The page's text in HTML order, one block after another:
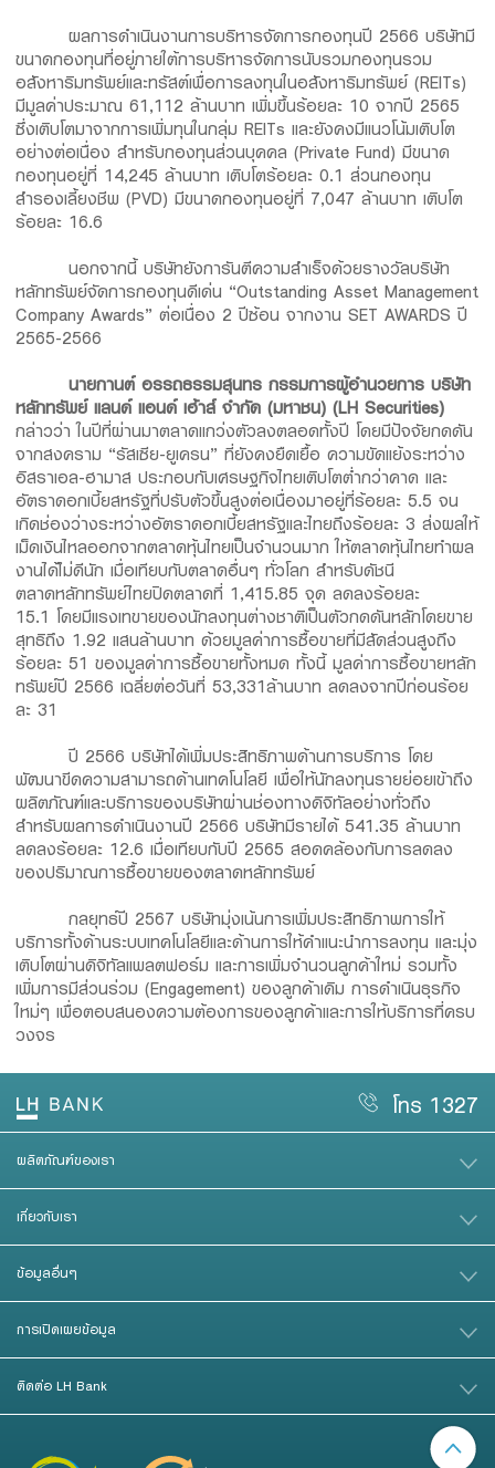
ผลการดำเนินงานการบริหารจัดการกองทุนปี 2566 บริษัทมี
ขนาดกองทุนที่อยู่ภายใต้การบริหารจัดการนับรวมกองทุนรวม
อสังหาริมทรัพย์และทรัสต์เพื่อการลงทุนในอสังหาริมทรัพย์ (REITs)
มีมูลค่าประมาณ 61,112 ล้านบาท เพิ่มขึ้นร้อยละ 10 จากปี 2565
ซึ่งเติบโตมาจากการเพิ่มทุนในกลุ่ม REITs และยังคงมีแนวโน้มเติบโต
อย่างต่อเนื่อง สำหรับกองทุนส่วนบุคคล (Private Fund) มีขนาด
กองทุนอยู่ที่ 14,245 ล้านบาท เติบโตร้อยละ 0.1 ส่วนกองทุน
สำรองเลี้ยงชีพ (PVD) มีขนาดกองทุนอยู่ที่ 7,047 ล้านบาท เติบโต
ร้อยละ 16.6
นอกจากนี้ บริษัทยังการันตีความสำเร็จด้วยรางวัลบริษัท
หลักทรัพย์จัดการกองทุนดีเด่น “Outstanding Asset Management
Company Awards” ต่อเนื่อง 2 ปีซ้อน จากงาน SET AWARDS ปี
2565-2566
นายกานต์ อรรถธรรมสุนทร กรรมการผู้อำนวยการ บริษัท
หลักทรัพย์ แลนด์ แอนด์ เฮ้าส์ จำกัด (มหาชน) (LH Securities)
กล่าวว่า ในปีที่ผ่านมาตลาดแกว่งตัวลงตลอดทั้งปี โดยมีปัจจัยกดดัน
จากสงคราม “รัสเซีย-ยูเครน” ที่ยังคงยืดเยื้อ ความขัดแย้งระหว่าง
อิสราเอล-ฮามาส ประกอบกับเศรษฐกิจไทยเติบโตต่ำกว่าคาด และ
อัตราดอกเบี้ยสหรัฐที่ปรับตัวขึ้นสูงต่อเนื่องมาอยู่ที่ร้อยละ 5.5 จน
เกิดช่องว่างระหว่างอัตราดอกเบี้ยสหรัฐและไทยถึงร้อยละ 3 ส่งผลให้
เม็ดเงินไหลออกจากตลาดหุ้นไทยเป็นจำนวนมาก ให้ตลาดหุ้นไทยทำผล
งานได้ไม่ดีนัก เมื่อเทียบกับตลาดอื่นๆ ทั่วโลก สำหรับดัชนี
ตลาดหลักทรัพย์ไทยปิดตลาดที่ 1,415.85 จุด ลดลงร้อยละ
15.1 โดยมีแรงเทขายของนักลงทุนต่างชาติเป็นตัวกดดันหลักโดยขาย
สุทธิถึง 1.92 แสนล้านบาท ด้วยมูลค่าการซื้อขายที่มีสัดส่วนสูงถึง
ร้อยละ 51 ของมูลค่าการซื้อขายทั้งหมด ทั้งนี้ มูลค่าการซื้อขายหลัก
ทรัพย์ปี 2566 เฉลี่ยต่อวันที่ 53,331ล้านบาท ลดลงจากปีก่อนร้อย
ละ 31
ปี 2566 บริษัทได้เพิ่มประสิทธิภาพด้านการบริการ โดย
พัฒนาขีดความสามารถด้านเทคโนโลยี เพื่อให้นักลงทุนรายย่อยเข้าถึง
ผลิตภัณฑ์และบริการของบริษัทผ่านช่องทางดิจิทัลอย่างทั่วถึง
สำหรับผลการดำเนินงานปี 2566 บริษัทมีรายได้ 541.35 ล้านบาท
ลดลงร้อยละ 12.6 เมื่อเทียบกับปี 2565 สอดคล้องกับการลดลง
ของปริมาณการซื้อขายของตลาดหลักทรัพย์
กลยุทธ์ปี 2567 บริษัทมุ่งเน้นการเพิ่มประสิทธิภาพการให้
บริการทั้งด้านระบบเทคโนโลยีและด้านการให้คำแนะนำการลงทุน และมุ่ง
เติบโตผ่านดิจิทัลแพลตฟอร์ม และการเพิ่มจำนวนลูกค้าใหม่ รวมทั้ง
เพิ่มการมีส่วนร่วม (Engagement) ของลูกค้าเดิม การดำเนินธุรกิจ
ใหม่ๆ เพื่อตอบสนองความต้องการของลูกค้าและการให้บริการที่ครบ
วงจร
โทร 1327
ผลิตภัณฑ์ของเรา
เกี่ยวกับเรา
ข้อมูลอื่นๆ
การเปิดเผยข้อมูล
ติดต่อ LH Bank